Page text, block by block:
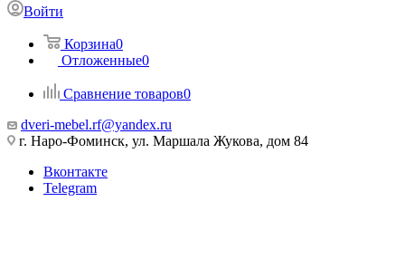
Войти
Корзина0
Отложенные0
Сравнение товаров0
dveri-mebel.rf@yandex.ru
г. Наро-Фоминск, ул. Маршала Жукова, дом 84
Вконтакте
Telegram